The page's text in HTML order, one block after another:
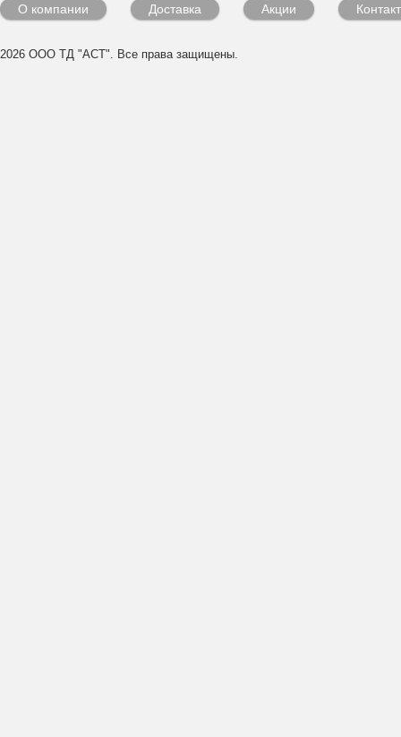
О компании Доставка Акции
2026 ООО ТД "АСТ". Все права защищены.